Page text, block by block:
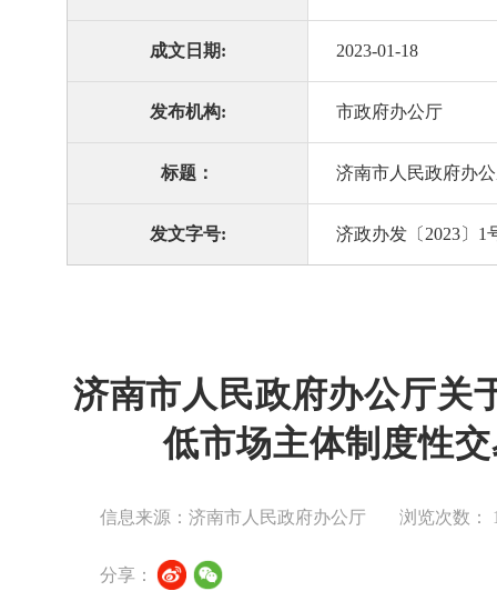
成文日期: 2023-01-18
发布机构: 市政府办公厅
标题： 济南市人民政府办
发文字号: 济政办发〔2023〕1
济南市人民政府办公厅关
低市场主体制度性
信息来源：济南市人民政府办公厅 浏览次数：
分享：